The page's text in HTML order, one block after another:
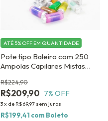
Pote tipo Baleiro com 250
Ampolas Capilares Mistas
AMPOLAS DE BRINDE !
R$209,90
R$224,90
7% OFF
3x de R$69,97 sem juros
ATÉ 5% OFF EM QUANTIDADE
R$199,41 com Boleto